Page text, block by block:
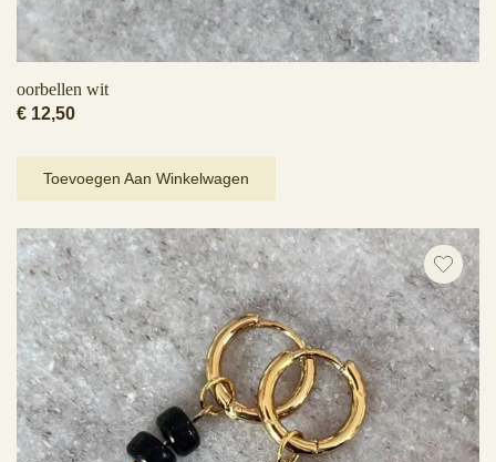
oorbellen wit
€ 12,50
Toevoegen Aan Winkelwagen